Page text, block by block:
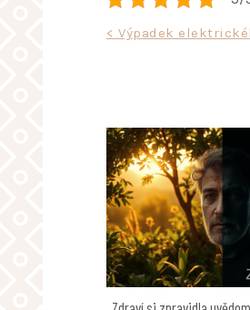
Navigace
< Výpadek